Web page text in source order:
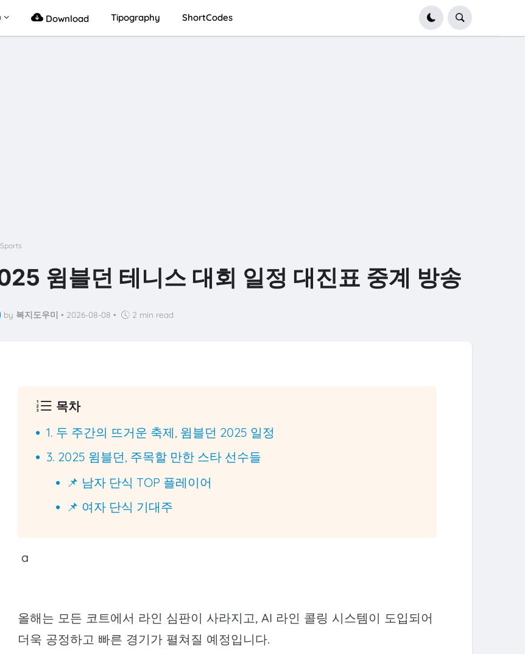
Download Tipography ShortCodes
Sports
윔블던 테니스 대회 일정 대진표 중계 방송
by 복지도우미 • 2026-08-08 • 2 min read
목차
1. 두 주간의 뜨거운 축제, 윔블던 2025 일정
3. 2025 윔블던, 주목할 만한 스타 선수들
📌 남자 단식 TOP 플레이어
📌 여자 단식 기대주
a
올해는 모든 코트에서 라인 심판이 사라지고, AI 라인 콜링 시스템이 도입되어
더욱 공정하고 빠른 경기가 펼쳐질 예정입니다.